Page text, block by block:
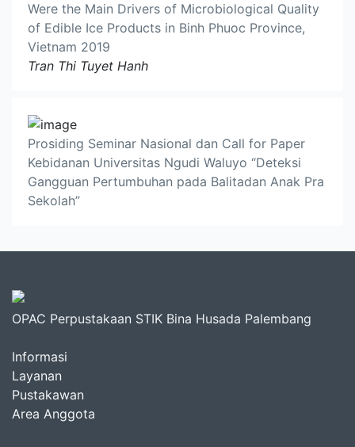
Were the Main Drivers of Microbiological Quality
of Edible Ice Products in Binh Phuoc Province,
Vietnam 2019
Tran Thi Tuyet Hanh
Prosiding Seminar Nasional dan Call for Paper
Kebidanan Universitas Ngudi Waluyo “Deteksi
Gangguan Pertumbuhan pada Balitadan Anak Pra
Sekolah”
OPAC Perpustakaan STIK Bina Husada Palembang
Informasi
Layanan
Pustakawan
Area Anggota